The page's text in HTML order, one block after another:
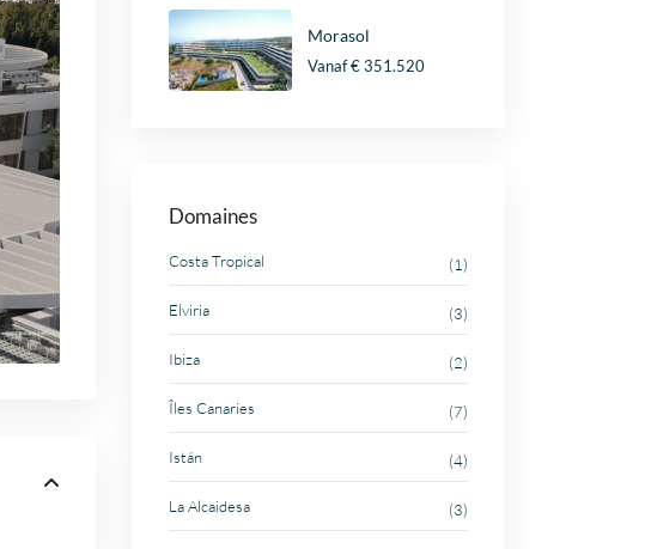
Morasol
Vanaf€ 351.520
Domaines
Costa Tropical (1)
Elviria (3)
Ibiza (2)
Îles Canaries (7)
Istán (4)
La Alcaidesa (3)